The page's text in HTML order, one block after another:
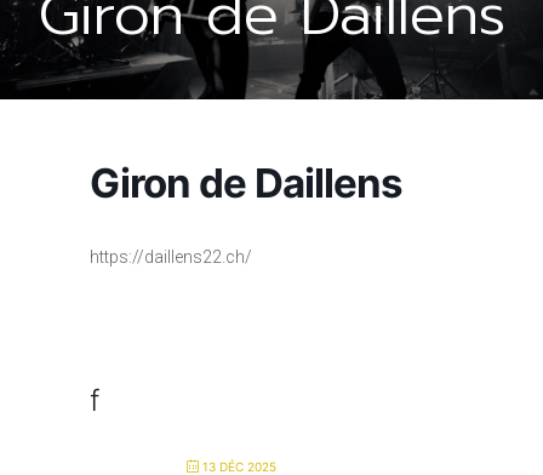
Giron de Daillens
https://daillens22.ch/
f
13 DÉC 2025